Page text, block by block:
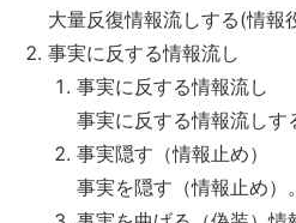
大量反復情報流しする(情報
事実に反する情報流し
事実に反する情報流し
事実に反する情報流しす
事実隠す（情報止め）
事実を隠す（情報止め）。